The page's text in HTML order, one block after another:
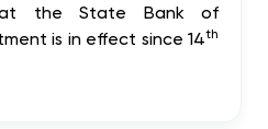
at the State Bank of
is in effect since 14th